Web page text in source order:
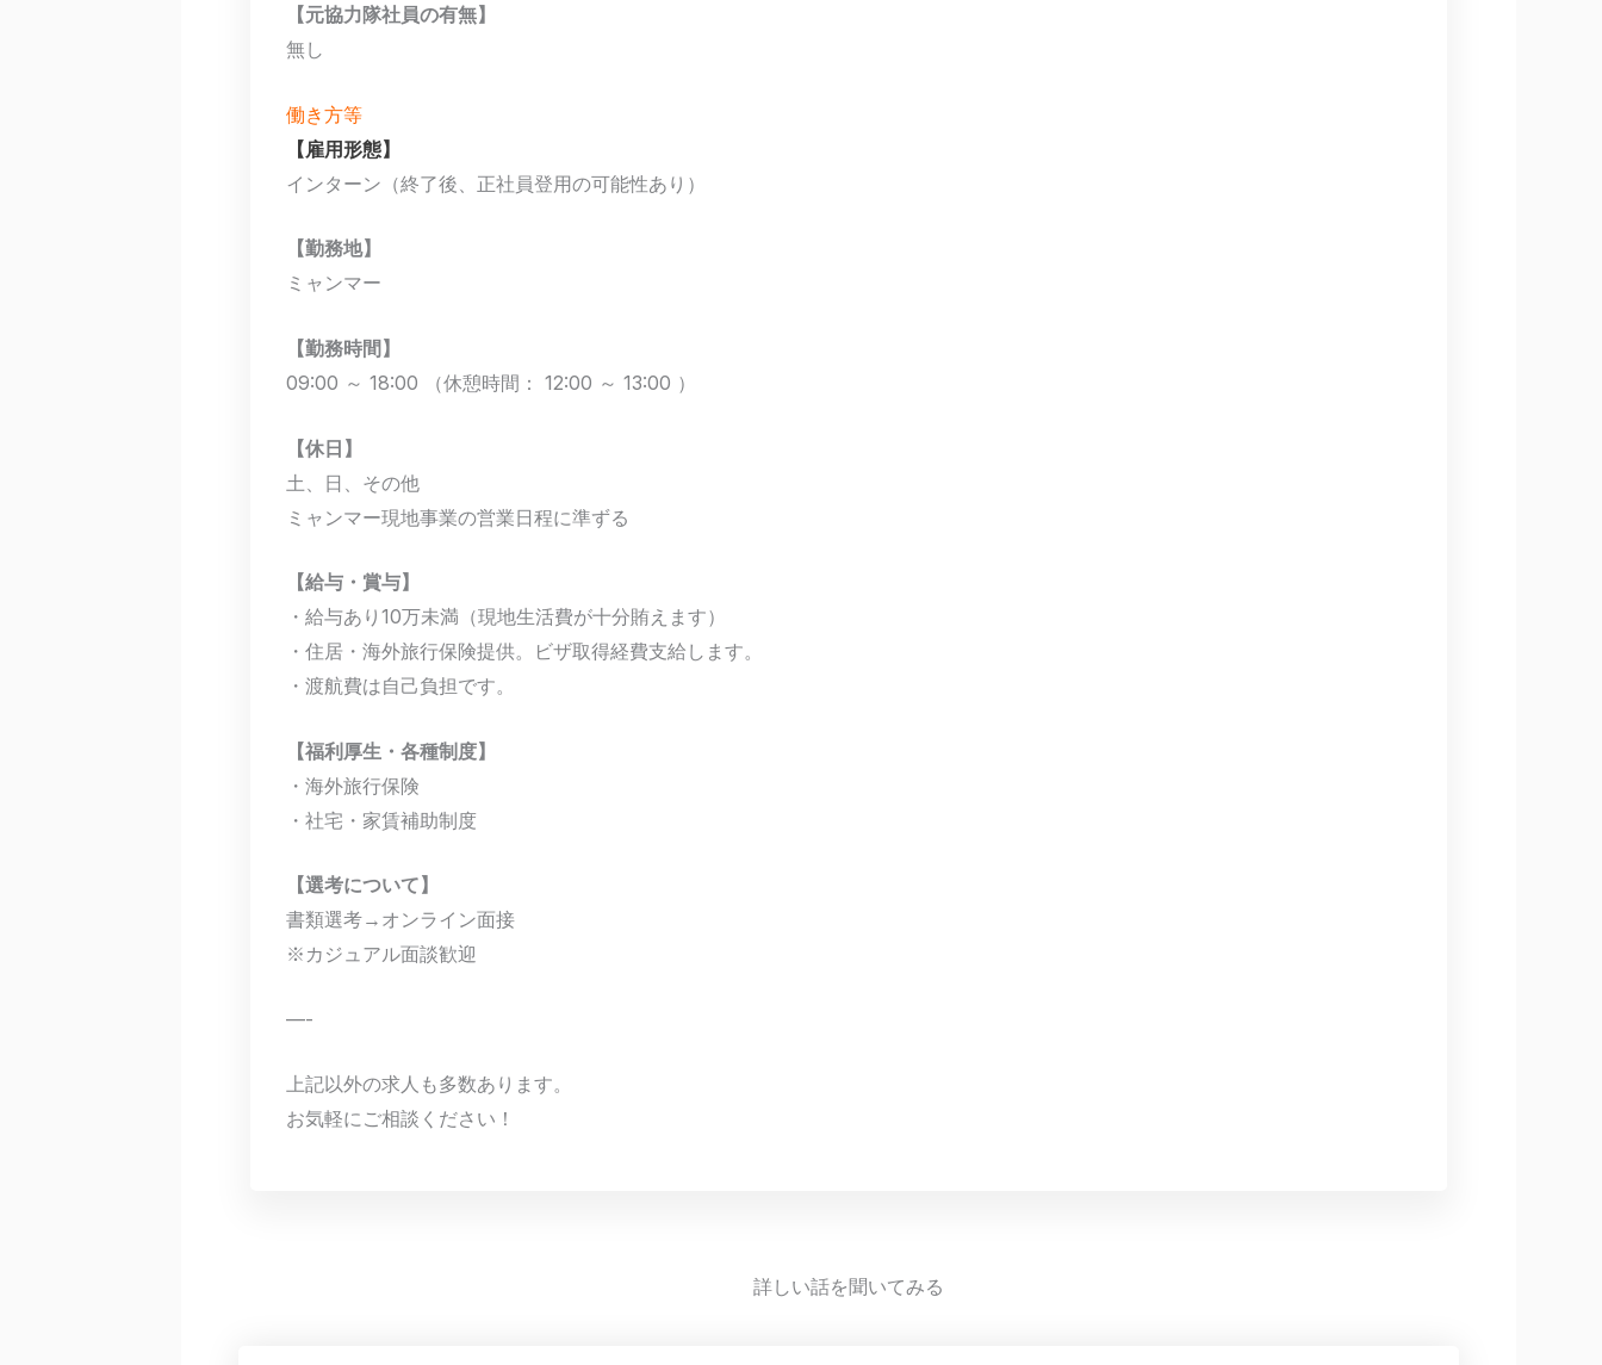
【元協力隊社員の有無】
無し
働き方等
【雇用形態】
インターン（終了後、正社員登用の可能性あり）
【勤務地】
ミャンマー
【勤務時間】
09:00 ～ 18:00 （休憩時間： 12:00 ～ 13:00 ）
【休日】
土、日、その他
ミャンマー現地事業の営業日程に準ずる
【給与・賞与】
・給与あり10万未満（現地生活費が十分賄えます）
・住居・海外旅行保険提供。ビザ取得経費支給します。
・渡航費は自己負担です。
【福利厚生・各種制度】
・海外旅行保険
・社宅・家賃補助制度
【選考について】
書類選考→オンライン面接
※カジュアル面談歓迎
—-
上記以外の求人も多数あります。
お気軽にご相談ください！
詳しい話を聞いてみる